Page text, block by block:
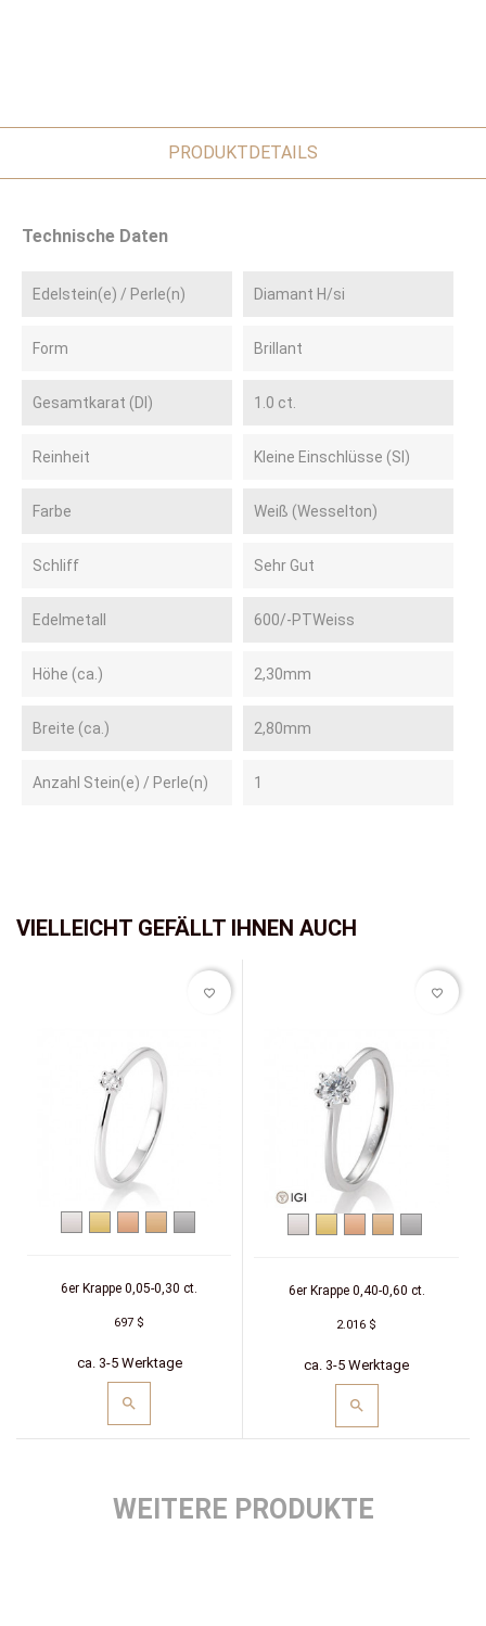
PRODUKTDETAILS
Technische Daten
Edelstein(e) / Perle(n) Diamant H/si
Form Brillant
Gesamtkarat (DI) 1.0 ct.
Reinheit Kleine Einschlüsse (SI)
Farbe Weiß (Wesselton)
Schliff Sehr Gut
Edelmetall 600/-PTWeiss
Höhe (ca.) 2,30mm
Breite (ca.) 2,80mm
Anzahl Stein(e) / Perle(n) 1
VIELLEICHT GEFÄLLT IHNEN AUCH
Weißgold
Gelbgold
RotgoldRoségold
6er Krappe 0,05-0,30 ct.
697 $
ca. 3-5 Werktage
favorite_border
Weißgold
GelbgoldRotgold
6er Krappe 0,40-0,60 ct.
2.016 $
ca. 3-5 Werktage
favorite_border
WEITERE PRODUKTE